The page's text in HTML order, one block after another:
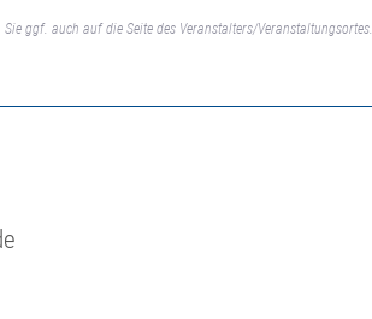
ggf. auch auf die Seite des Veranstalters/Veranstaltungsortes.